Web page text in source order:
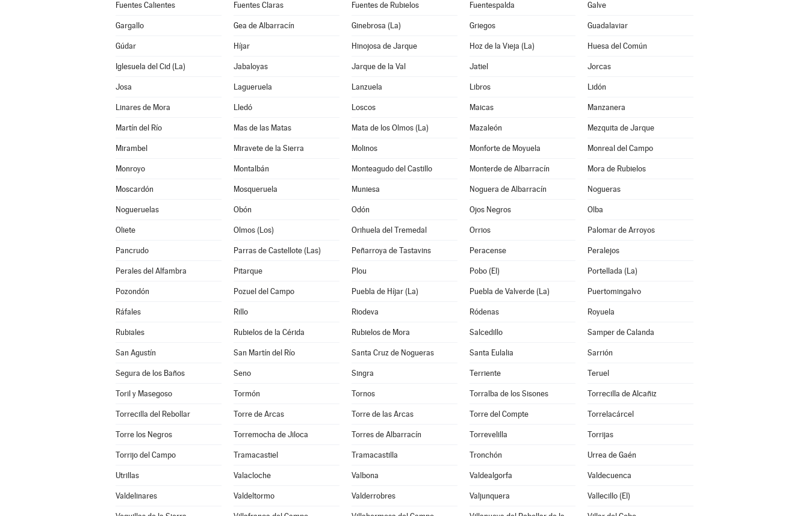
Fuentes Calientes Fuentes Claras Fuentes de Rubielos Fuentespalda Galve
Gargallo Gea de Albarracín Ginebrosa (La) Griegos Guadalaviar
Gúdar Híjar Hinojosa de Jarque Hoz de la Vieja (La) Huesa del Común
Iglesuela del Cid (La) Jabaloyas Jarque de la Val Jatiel Jorcas
Josa Lagueruela Lanzuela Libros Lidón
Linares de Mora Lledó Loscos Maicas Manzanera
Martín del Río Mas de las Matas Mata de los Olmos (La) Mazaleón Mezquita de Jarque
Mirambel Miravete de la Sierra Molinos Monforte de Moyuela Monreal del Campo
Monroyo Montalbán Monteagudo del Castillo Monterde de Albarracín Mora de Rubielos
Moscardón Mosqueruela Muniesa Noguera de Albarracín Nogueras
Nogueruelas Obón Odón Ojos Negros Olba
Oliete Olmos (Los) Orihuela del Tremedal Orrios Palomar de Arroyos
Pancrudo Parras de Castellote (Las) Peñarroya de Tastavins Peracense Peralejos
Perales del Alfambra Pitarque Plou Pobo (El) Portellada (La)
Pozondón Pozuel del Campo Puebla de Híjar (La) Puebla de Valverde (La) Puertomingalvo
Ráfales Rillo Riodeva Ródenas Royuela
Rubiales Rubielos de la Cérida Rubielos de Mora Salcedillo Samper de Calanda
San Agustín San Martín del Río Santa Cruz de Nogueras Santa Eulalia Sarrión
Segura de los Baños Seno Singra Terriente Teruel
Toril y Masegoso Tormón Tornos Torralba de los Sisones Torrecilla de Alcañiz
Torrecilla del Rebollar Torre de Arcas Torre de las Arcas Torre del Compte Torrelacárcel
Torre los Negros Torremocha de Jiloca Torres de Albarracín Torrevelilla Torrijas
Torrijo del Campo Tramacastiel Tramacastilla Tronchón Urrea de Gaén
Utrillas Valacloche Valbona Valdealgorfa Valdecuenca
Valdelinares Valdeltormo Valderrobres Valjunquera Vallecillo (El)